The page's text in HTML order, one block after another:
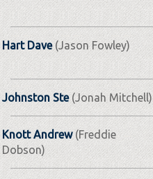
Hart Dave(Jason Fowley)
Johnston Ste(Jonah Mitchell)
Knott Andrew(Freddie
Dobson)